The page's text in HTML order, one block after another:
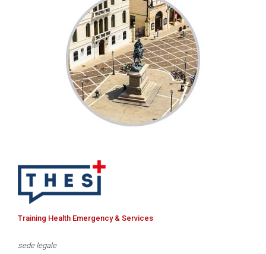
Training Health Emergency & Services
sede legale